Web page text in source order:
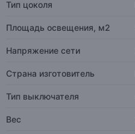
Тип цоколя
Площадь освещения, м2
Напряжение сети
Страна изготовитель
Тип выключателя
Вес